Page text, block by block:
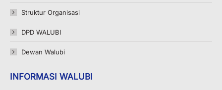
Struktur Organisasi
DPD WALUBI
Dewan Walubi
INFORMASI WALUBI